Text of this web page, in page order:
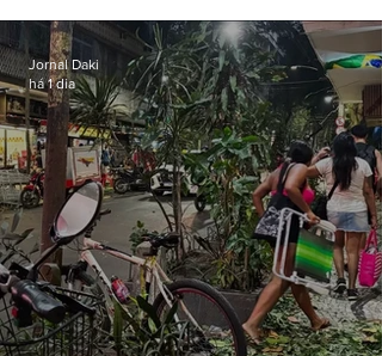
ventos fortes nesta sexta (7)
Jornal Daki
há 1 dia